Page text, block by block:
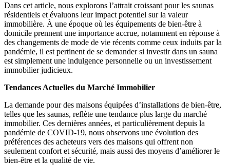
Dans cet article, nous explorons l’attrait croissant pour les saunas
résidentiels et évaluons leur impact potentiel sur la valeur
immobilière. À une époque où les équipements de bien-être à
domicile prennent une importance accrue, notamment en réponse à
des changements de mode de vie récents comme ceux induits par la
pandémie, il est pertinent de se demander si investir dans un sauna
est simplement une indulgence personnelle ou un investissement
immobilier judicieux.
Tendances Actuelles du Marché Immobilier
La demande pour des maisons équipées d’installations de bien-être,
telles que les saunas, reflète une tendance plus large du marché
immobilier. Ces dernières années, et particulièrement depuis la
pandémie de COVID-19, nous observons une évolution des
préférences des acheteurs vers des maisons qui offrent non
seulement confort et sécurité, mais aussi des moyens d’améliorer le
bien-être et la qualité de vie.